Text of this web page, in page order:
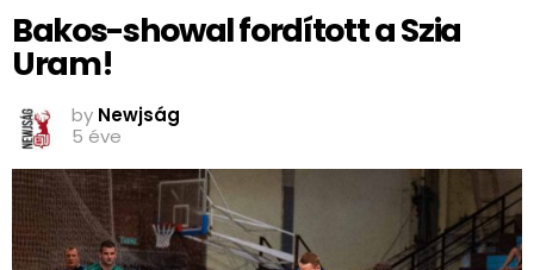
Bakos-showal fordított a Szia
Uram!
by Newjság
5 éve